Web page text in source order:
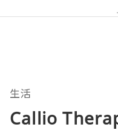
生活
Callio